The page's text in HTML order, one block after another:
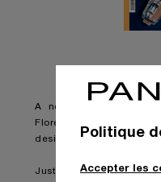
A new limited edition
Florentine watchmaker
design heritage with its
Just 121 pieces of the
Politique
Accepter les